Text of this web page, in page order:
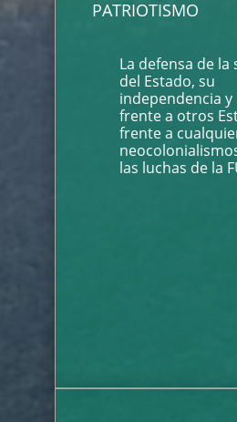
PATRIOTISMO
La defensa de la
del Estado, su
independencia
frente a otros
frente a
las luchas de la